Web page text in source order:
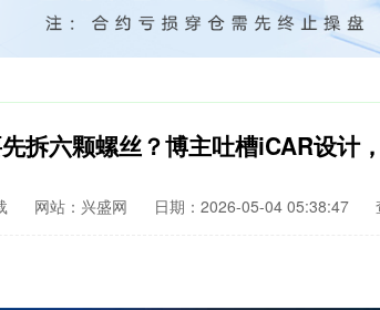
拆六颗螺丝？博主吐槽iCAR设计
网站：兴盛网 日期：2026-05-04 05:38:47